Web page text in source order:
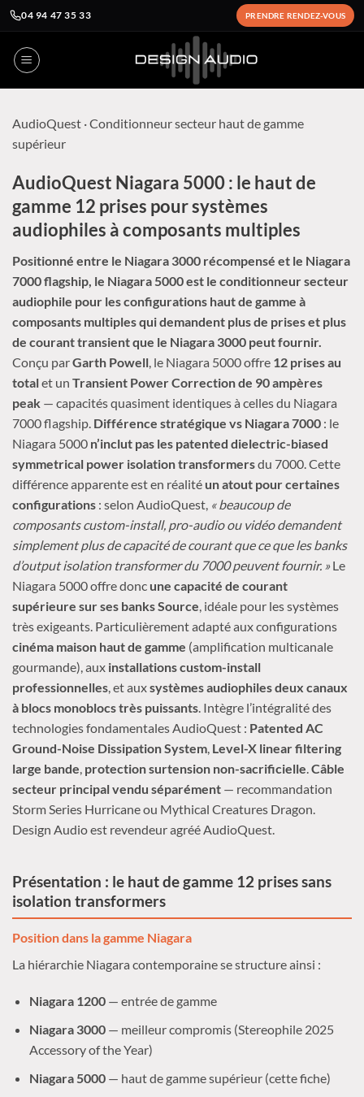
04 94 47 35 33 PRENDRE RENDEZ-VOUS
AudioQuest · Conditionneur secteur haut de gamme
supérieur
AudioQuest Niagara 5000 : le haut de
gamme 12 prises pour systèmes
audiophiles à composants multiples
Positionné entre le Niagara 3000 récompensé et le Niagara
7000 flagship, le Niagara 5000 est le conditionneur secteur
audiophile pour les configurations haut de gamme à
composants multiples qui demandent plus de prises et plus
de courant transient que le Niagara 3000 peut fournir.
Conçu parGarth Powell, le Niagara 5000 offre 12 prises au
totalet un Transient Power Correction de 90 ampères
peak — capacités quasiment identiques à celles du Niagara
7000 flagship. Différence stratégique vs Niagara 7000 : le
Niagara 5000 n’inclut pas les patented dielectric-biased
symmetrical power isolation transformersdu 7000. Cette
différence apparente est en réalité un atout pour certaines
configurations : selon AudioQuest, « beaucoup de
composants custom-install, pro-audio ou vidéo demandent
simplement plus de capacité de courant que ce que les banks
d’output isolation transformer du 7000 peuvent fournir. »Le
Niagara 5000 offre donc une capacité de courant
supérieure sur ses banks Source, idéale pour les systèmes
très exigeants. Particulièrement adapté aux configurations
cinéma maison haut de gamme (amplification multicanale
gourmande), aux installations custom-install
professionnelles, et auxsystèmes audiophiles deux canaux
à blocs monoblocs très puissants. Intègre l’intégralité des
technologies fondamentales AudioQuest : Patented AC
Ground-Noise Dissipation System, Level-X linear filtering
large bande, protection surtension non-sacrificielle.Câble
secteur principal vendu séparément — recommandation
Storm Series Hurricane ou Mythical Creatures Dragon.
Design Audio est revendeur agréé AudioQuest.
Présentation : le haut de gamme 12 prises sans
isolation transformers
Position dans la gamme Niagara
La hiérarchie Niagara contemporaine se structure ainsi :
Niagara 1200— entrée de gamme
Niagara 3000— meilleur compromis (Stereophile 2025
Accessory of the Year)
Niagara 5000— haut de gamme supérieur (cette fiche)